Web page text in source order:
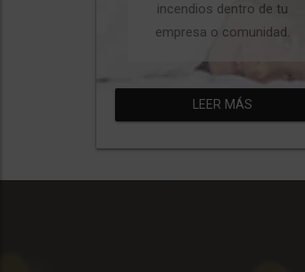
incendios dentro de tu
empresa o comunidad.
LEER MÁS